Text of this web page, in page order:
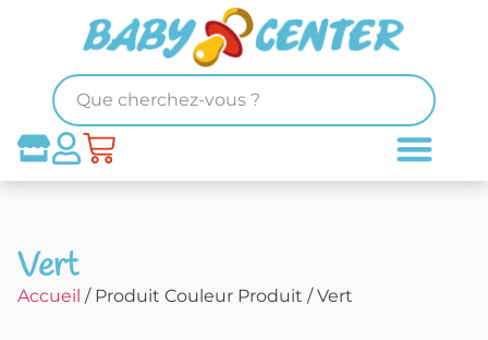
Vert
Accueil / Produit Couleur Produit / Vert